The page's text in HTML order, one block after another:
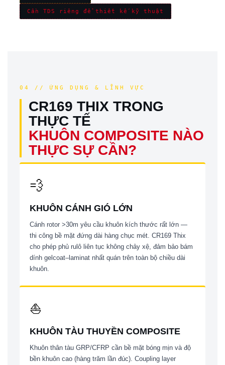
Cần TDS riêng để thiết kế kỹ thuật
04 // ỨNG DỤNG & LĨNH VỰC
CR169 THIX TRONG
THỰC TẾ
KHUÔN COMPOSITE NÀO
THỰC SỰ CẦN?
💨
KHUÔN CÁNH GIÓ LỚN
Cánh rotor >30m yêu cầu khuôn kích thước rất lớn —
thi công bề mặt đứng dài hàng chục mét. CR169 Thix
cho phép phủ rulô liên tục không chảy xệ, đảm bảo bám
dính gelcoat–laminat nhất quán trên toàn bộ chiều dài
khuôn.
⛵
KHUÔN TÀU THUYỀN COMPOSITE
Khuôn thân tàu GRP/CFRP cần bề mặt bóng mịn và độ
bền khuôn cao (hàng trăm lần đúc). Coupling layer